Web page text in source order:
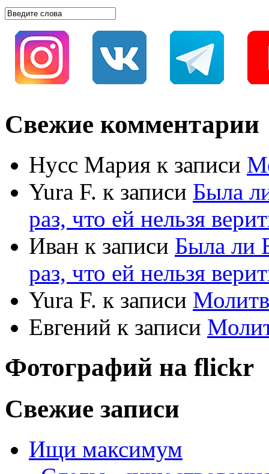
Свежие комментарии
Нусс Мария к записи
Yura F. к записи Была
раз, что ей нельзя
Иван к записи Была ли
раз, что ей нельзя
Yura F. к записи
Евгений к записи
Фотографий на flickr
Свежие записи
Ищи максимум